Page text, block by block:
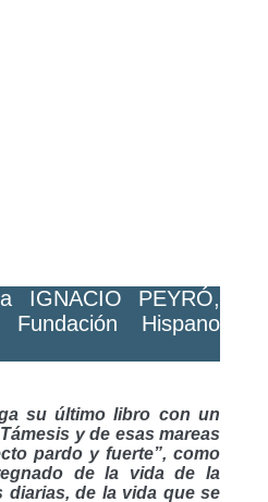
IGNACIO PEYRÓ,
Hispano
su último libro con un
y de esas mareas
pardo y fuerte”, como
de la vida de la
diarias, de la vida que se